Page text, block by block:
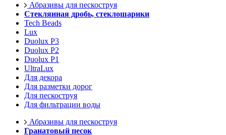
Абразивы для пескоструя
Стеклянная дробь, стеклошарики
Tech Beads
Lux
Duolux P3
Duolux P2
Duolux P1
UltraLux
Для декора
Для разметки дорог
Для пескоструя
Для фильтрации воды
Абразивы для пескоструя
Гранатовый песок